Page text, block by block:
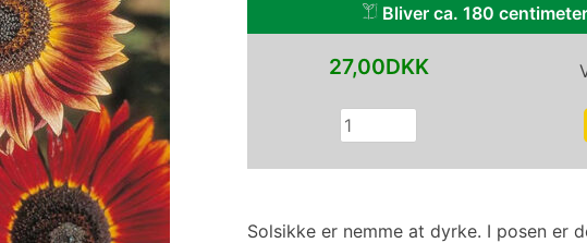
Solsikke er nemme at dyrke. I posen er
27,00DKK
Bliver ca. 180